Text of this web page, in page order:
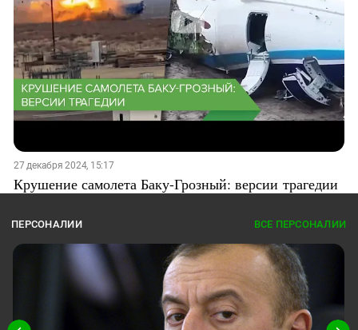
27 декабря 2024, 15:17
Крушение самолета Баку-Грозный: версии трагедии
ПЕРСОНАЛИИ ВСЕ ПЕРСОНАЛИИ